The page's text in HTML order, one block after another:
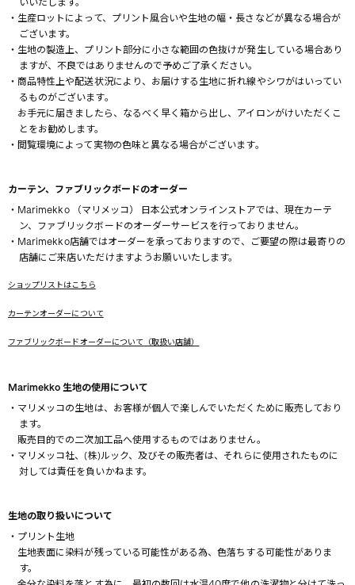
いいたします。
・生産ロットによって、プリント風合いや生地の幅・長さなどが異なる場合が
ございます。
・生地の製造上、プリント部分に小さな範囲の色抜けが発生している場合あり
ますが、不良ではありませんので予めご了承ください。
・商品特性上や配送状況により、お届けする生地に折れ線やシワがはいってい
るものがございます。
お手元に届きましたら、なるべく早く箱から出し、アイロンがけいただくこ
とをお勧めします。
・閲覧環境によって実物の色味と異なる場合がございます。
カーテン、ファブリックボードのオーダー
・Marimekko （マリメッコ） 日本公式オンラインストアでは、現在カーテ
ン、ファブリックボードのオーダーサービスを行っておりません。
・Marimekko店舗ではオーダーを承っておりますので、ご要望の際は最寄りの
店舗にご来店いただけますようお願いいたします。
ショップリストはこちら
カーテンオーダーについて
ファブリックボードオーダーについて（取扱い店舗）
Marimekko 生地の使用について
・マリメッコの生地は、お客様が個人で楽しんでいただくために販売しており
ます。
販売目的での二次加工品へ使用するものではありません。
・マリメッコ社、(株)ルック、及びその販売者は、それらに使用されたものに
対しては責任を負いかねます。
生地の取り扱いについて
・プリント生地
生地表面に染料が残っている可能性がある為、色落ちする可能性がありま
す。